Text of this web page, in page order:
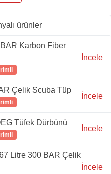
ürünler
Karbon Fiber
İncele
Çelik Scuba Tüp
İncele
Tüfek Dürbünü
İncele
Litre 300 BAR Çelik
İncele